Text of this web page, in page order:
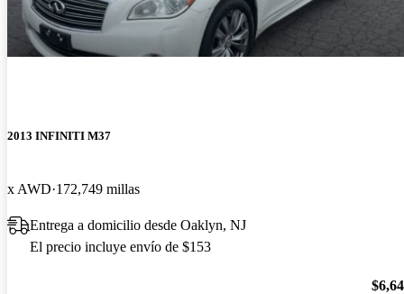
2013 INFINITI M37
x AWD 172,749 millas
Entrega a domicilio desde Oaklyn, NJ
El precio incluye envío de $153